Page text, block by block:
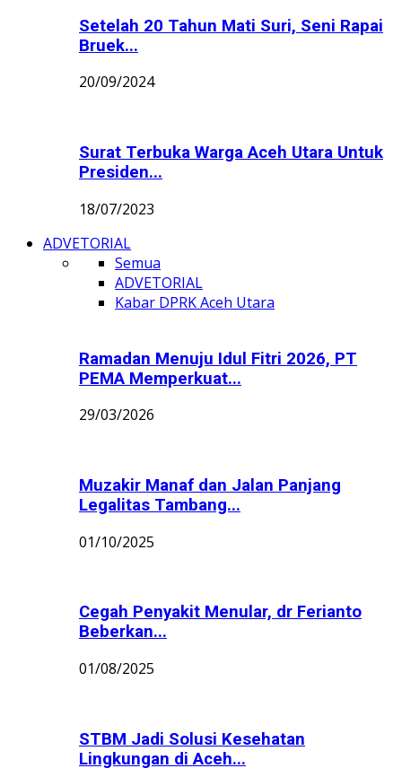
Setelah 20 Tahun Mati Suri, Seni Rapai
Bruek...
20/09/2024
Surat Terbuka Warga Aceh Utara Untuk
Presiden...
18/07/2023
ADVETORIAL
Semua
ADVETORIAL
Kabar DPRK Aceh Utara
Ramadan Menuju Idul Fitri 2026, PT
PEMA Memperkuat...
29/03/2026
Muzakir Manaf dan Jalan Panjang
Legalitas Tambang...
01/10/2025
Cegah Penyakit Menular, dr Ferianto
Beberkan...
01/08/2025
STBM Jadi Solusi Kesehatan
Lingkungan di Aceh...